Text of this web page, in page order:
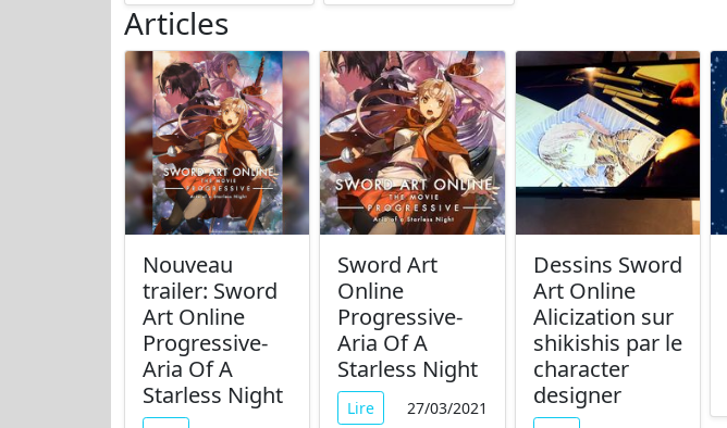
Articles
Nouveau
trailer: Sword
Art Online
Progressive-
Aria Of A
Starless Night
Sword Art
Online
Progressive-
Aria Of A
Starless Night
Lire 27/03/2021
Dessins Sword
Art Online
Alicization sur
shikishis par le
character
designer